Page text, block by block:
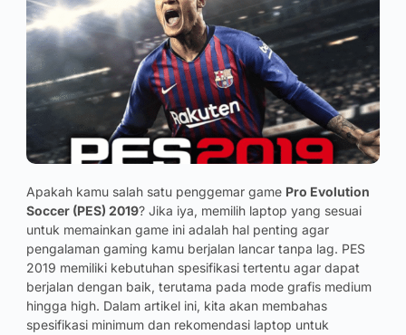
Apakah kamu salah satu penggemar game Pro Evolution
Soccer (PES) 2019? Jika iya, memilih laptop yang sesuai
untuk memainkan game ini adalah hal penting agar
pengalaman gaming kamu berjalan lancar tanpa lag. PES
2019 memiliki kebutuhan spesifikasi tertentu agar dapat
berjalan dengan baik, terutama pada mode grafis medium
hingga high. Dalam artikel ini, kita akan membahas
spesifikasi minimum dan rekomendasi laptop untuk